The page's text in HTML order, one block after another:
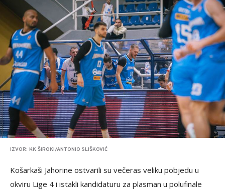
IZVOR: KK ŠIROKI/ANTONIO SLIŠKOVIĆ
Košarkaši Jahorine ostvarili su večeras veliku pobjedu u
okviru Lige 4 i istakli kandidaturu za plasman u polufinale